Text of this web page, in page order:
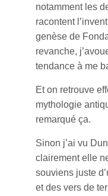
notamment les
racontent
genèse de
revanche,
tendance à me
Et on retrouve
mythologie
remarqué ça.
Sinon j’ai vu
clairement elle
souviens juste
et des vers de